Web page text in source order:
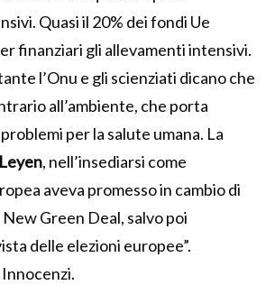
Quasi il 20% dei fondi Ue
finanziari gli allevamenti intensivi.
l’Onu e gli scienziati dicano che
all’ambiente, che porta
per la salute umana. La
, nell’insediarsi come
aveva promesso in cambio di
Green Deal, salvo poi
delle elezioni europee”.